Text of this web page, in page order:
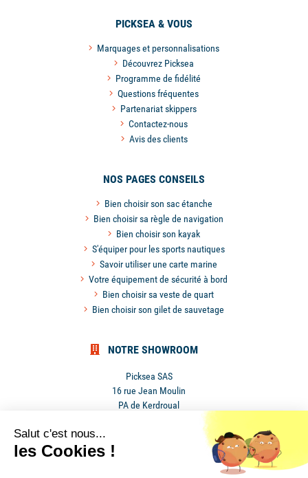
PICKSEA & VOUS
Marquages et personnalisations
Découvrez Picksea
Programme de fidélité
Questions fréquentes
Partenariat skippers
Contactez-nous
Avis des clients
NOS PAGES CONSEILS
Bien choisir son sac étanche
Bien choisir sa règle de navigation
Bien choisir son kayak
S'équiper pour les sports nautiques
Savoir utiliser une carte marine
Votre équipement de sécurité à bord
Bien choisir sa veste de quart
Bien choisir son gilet de sauvetage
NOTRE SHOWROOM
Picksea SAS
16 rue Jean Moulin
PA de Kerdroual
Salut c'est nous...
les Cookies !